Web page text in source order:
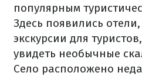
популярным
Здесь появились
экскурсии для
увидеть необычные
Село расположено